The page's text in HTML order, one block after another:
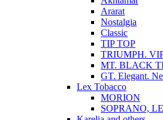
Ararat
Nostalgia
Classic
TIP TOP
TRIUMPH.
MT. BLACK
GT. Elegant.
Lex Tobacco
MORION
SOPRANO,